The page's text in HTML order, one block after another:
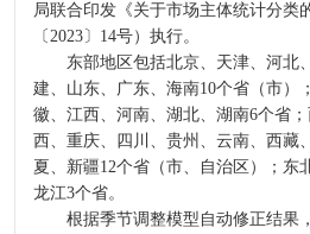
局联合印发《关于市场主体统计分类
〔2023〕14号）执行。
东部地区包括北京、天津、河北
建、山东、广东、海南10个省（市）
徽、江西、河南、湖北、湖南6个省
西、重庆、四川、贵州、云南、西藏
夏、新疆12个省（市、自治区）；东
龙江3个省。
根据季节调整模型自动修正结果，